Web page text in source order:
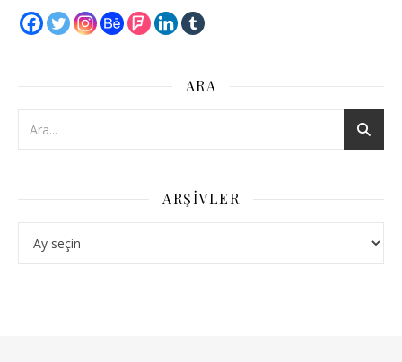
ARA
ARŞIVLER